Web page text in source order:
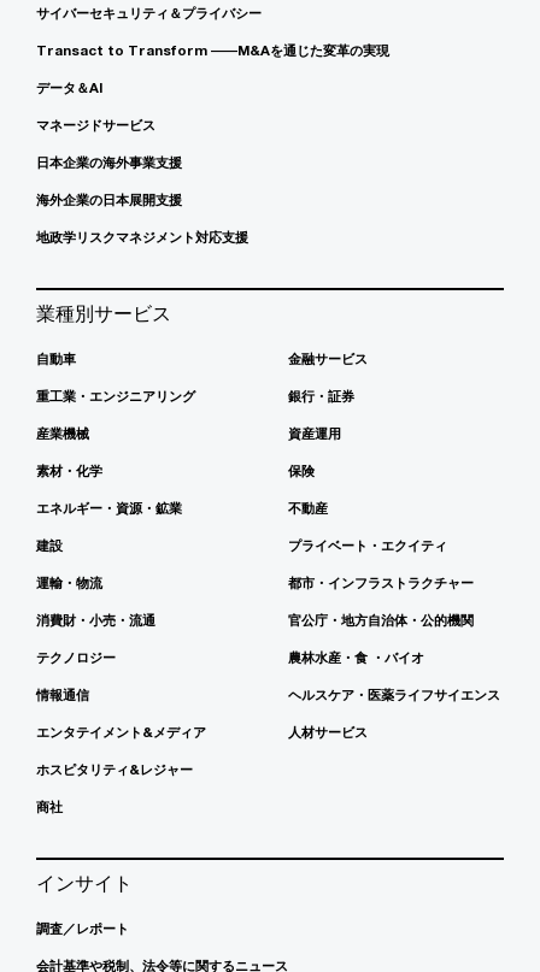
サイバーセキュリティ＆プライバシー
Transact to Transform ――M&Aを通じた変革の実現
データ＆AI
マネージドサービス
日本企業の海外事業支援
海外企業の日本展開支援
地政学リスクマネジメント対応支援
業種別サービス
自動車
重工業・エンジニアリング
産業機械
素材・化学
エネルギー・資源・鉱業
建設
運輸・物流
消費財・小売・流通
テクノロジー
情報通信
エンタテイメント&メディア
ホスピタリティ&レジャー
商社
金融サービス
銀行・証券
資産運用
保険
不動産
プライベート・エクイティ
都市・インフラストラクチャー
官公庁・地方自治体・公的機関
農林水産・食 ・バイオ
ヘルスケア・医薬ライフサイエンス
人材サービス
インサイト
調査／レポート
会計基準や税制、法令等に関するニュース